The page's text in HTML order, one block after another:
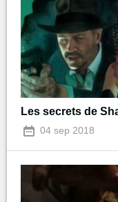
Les secrets de
04 sep 2018